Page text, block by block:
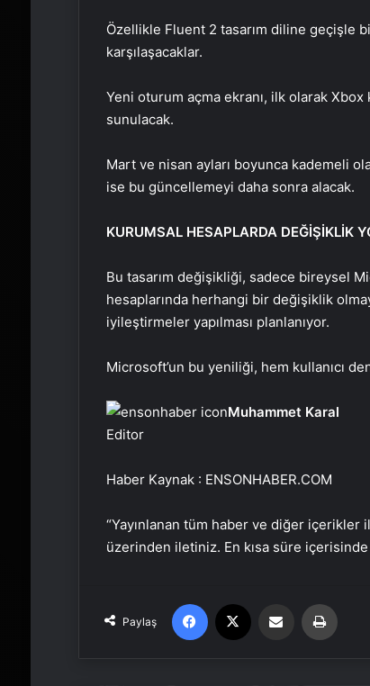
Özellikle Fluent 2 tasarım diline geçişle
karşılaşacaklar.
Yeni oturum açma ekranı, ilk olarak
sunulacak.
Mart ve nisan ayları boyunca kademeli
ise bu güncellemeyi daha sonra alacak.
KURUMSAL HESAPLARDA DEĞİŞİKLİK
Bu tasarım değişikliği, sadece bireysel
hesaplarında herhangi bir değişiklik
iyileştirmeler yapılması planlanıyor.
Microsoft’un bu yeniliği, hem kullanıcı
Muhammet Karal
Editor
Haber Kaynak : ENSONHABER.COM
“Yayınlanan tüm haber ve diğer
üzerinden iletiniz. En kısa süre
Paylaş
Facebook Email'den paylaş